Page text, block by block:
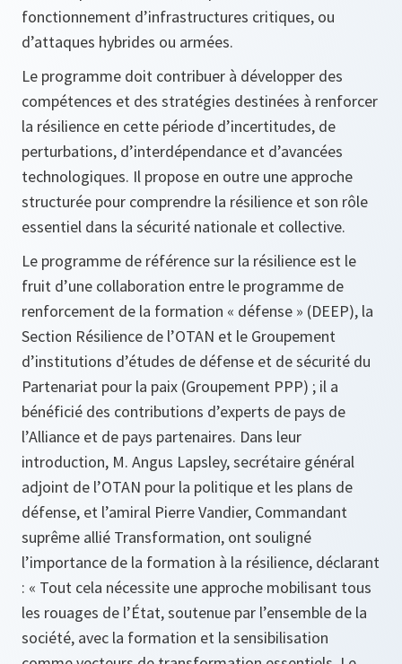
fonctionnement d’infrastructures critiques, ou
d’attaques hybrides ou armées.
Le programme doit contribuer à développer des
compétences et des stratégies destinées à renforcer
la résilience en cette période d’incertitudes, de
perturbations, d’interdépendance et d’avancées
technologiques. Il propose en outre une approche
structurée pour comprendre la résilience et son rôle
essentiel dans la sécurité nationale et collective.
Le programme de référence sur la résilience est le
fruit d’une collaboration entre le programme de
renforcement de la formation « défense » (DEEP), la
Section Résilience de l’OTAN et le Groupement
d’institutions d’études de défense et de sécurité du
Partenariat pour la paix (Groupement PPP) ; il a
bénéficié des contributions d’experts de pays de
l’Alliance et de pays partenaires. Dans leur
introduction, M. Angus Lapsley, secrétaire général
adjoint de l’OTAN pour la politique et les plans de
défense, et l’amiral Pierre Vandier, Commandant
suprême allié Transformation, ont souligné
l’importance de la formation à la résilience, déclarant
: « Tout cela nécessite une approche mobilisant tous
les rouages de l’État, soutenue par l’ensemble de la
société, avec la formation et la sensibilisation